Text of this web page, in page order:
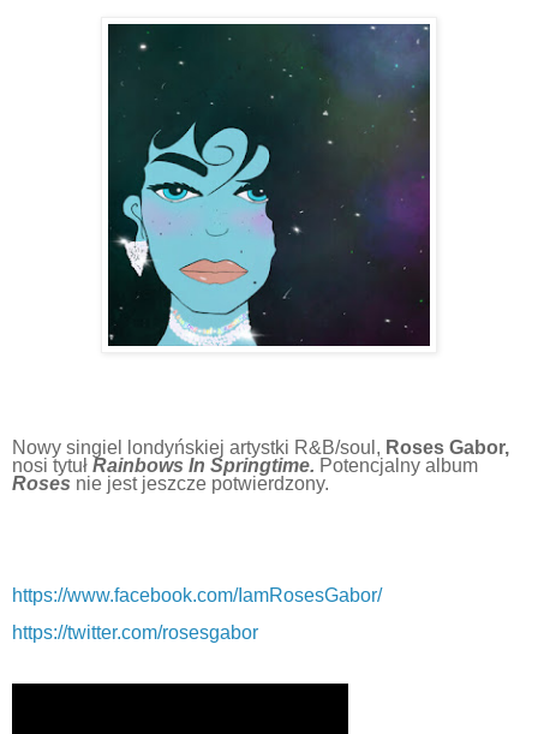
Nowy singiel londyńskiej artystki R&B/soul, Roses Gabor,
nosi tytuł Rainbows In Springtime. Potencjalny album
Roses nie jest jeszcze potwierdzony.
https://www.facebook.com/IamRosesGabor/
https://twitter.com/rosesgabor